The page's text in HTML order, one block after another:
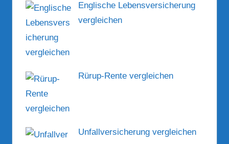
Englische Lebensversicherung
vergleichen
Rürup-Rente vergleichen
Unfallversicherung vergleichen